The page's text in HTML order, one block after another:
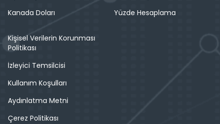
Kanada Doları
Yüzde Hesaplama
Kişisel Verilerin Korunması
Politikası
İzleyici Temsilcisi
Kullanım Koşulları
Aydınlatma Metni
Çerez Politikası